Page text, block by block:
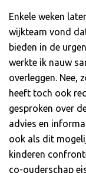
Enkele weken
wijkteam vond
bieden in de
werkte ik nauw
overleggen. Nee,
heeft toch ook
gesproken over
advies en
ook als dit
kinderen
co-ouderschap